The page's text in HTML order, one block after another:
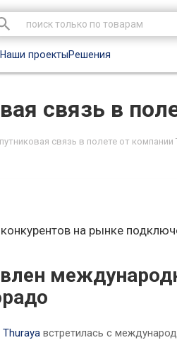
Наши проектыРешения
связь в
связь в полете от компании
на рынке
Thuraya встретилась с